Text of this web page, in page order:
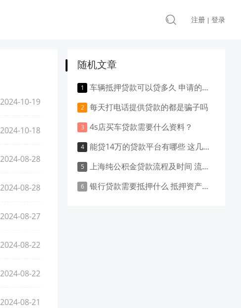
注册 | 登录
2024-10-19
2024-10-18
2024-08-28
2024-08-28
2024-08-27
2024-08-22
2024-08-22
2024-08-21
随机文章
车辆抵押贷款可以贷多久 申请的流程是怎样的
每天打电话提供贷款的都是骗子吗
4s店买车贷款需要什么资料？
能贷14万的贷款平台有哪些 这几点了解下吧
上海纯公积金贷款流程及时间 流程与时间是这样的
银行贷款需要抵押什么 抵押资产通常有这些